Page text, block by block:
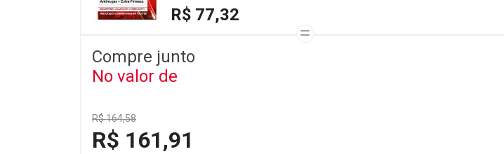
R$ 77,32
Compre junto
No valor de
R$ 164,58
R$ 161,91